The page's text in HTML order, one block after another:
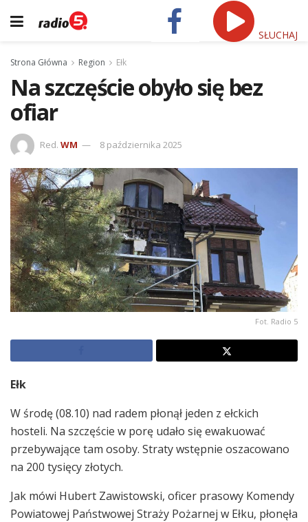
SŁUCHAJ
Strona Główna Region Ełk
Na szczęście obyło się bez
ofiar
Red. WM 8 października 2025
Fot. Radio 5
Ełk
W środę (08.10) nad radem płonął jeden z ełckich
hosteli. Na szczęście w porę udało się ewakuować
przebywające tam osoby. Straty wstępnie oszacowano
na 200 tysięcy złotych.
Jak mówi Hubert Zawistowski, oficer prasowy Komendy
Powiatowej Państwowej Straży Pożarnej w Ełku, płonęła